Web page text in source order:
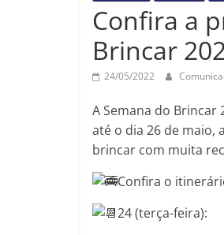
Confira a
Brincar
24/05/2022
A Semana do Brincar
até o dia 26 de maio,
brincar com muita
Confira o
24 (terça-feira):